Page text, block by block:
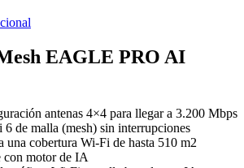
EAGLE PRO AI
antenas 4×4 para llegar a 3.200 Mbps
de malla (mesh) sin interrupciones
una cobertura Wi-Fi de hasta 510 m2
motor de IA